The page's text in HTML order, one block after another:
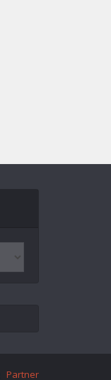
Partner